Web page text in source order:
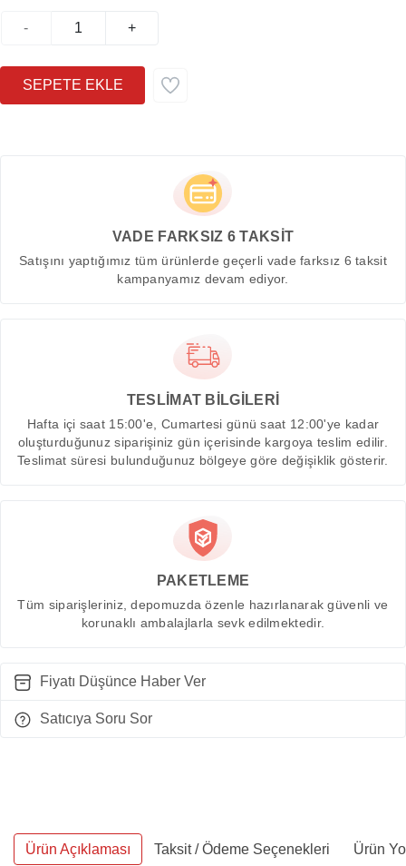
- +
VADE FARKSIZ 6 TAKSİT
Satışını yaptığımız tüm ürünlerde geçerli vade farksız 6 taksit
kampanyamız devam ediyor.
TESLİMAT BİLGİLERİ
Hafta içi saat 15:00'e, Cumartesi günü saat 12:00'ye kadar
oluşturduğunuz siparişiniz gün içerisinde kargoya teslim edilir.
Teslimat süresi bulunduğunuz bölgeye göre değişiklik gösterir.
PAKETLEME
Tüm siparişleriniz, depomuzda özenle hazırlanarak güvenli ve
korunaklı ambalajlarla sevk edilmektedir.
Fiyatı Düşünce Haber Ver
Satıcıya Soru Sor
Ürün Açıklaması Taksit / Ödeme Seçenekleri Ürün